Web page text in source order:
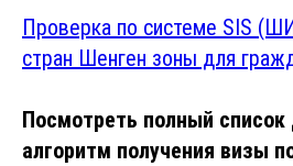
Проверка по системе SIS
стран Шенген зоны для
Посмотреть полный список
алгоритм получения визы